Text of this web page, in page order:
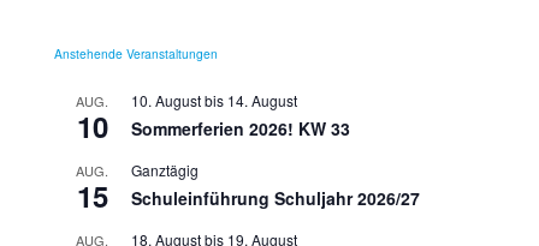
Anstehende Veranstaltungen
AUG.
10
10. Augustbis 14. August
Sommerferien 2026! KW 33
AUG.
15
Ganztägig
Schuleinführung Schuljahr 2026/27
AUG. 18. Augustbis 19. August